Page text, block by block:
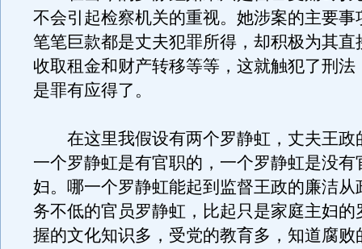
不会引起检察机关的重视。她涉案的主要事
笔笔巨款都是丈夫犯罪所得，却积极为其直
收取租金和财产转移等等，这就触犯了刑法
是罪有应得了。
在这里我假设有两个罗静虹，丈夫王政
一个罗静虹是有官职的，一个罗静虹是没有
妇。哪一个罗静虹能起到监督王政的廉洁从
务不低的官员罗静虹，比起只是家庭主妇的
握的文化知识多，受党的教育多，知道腐败